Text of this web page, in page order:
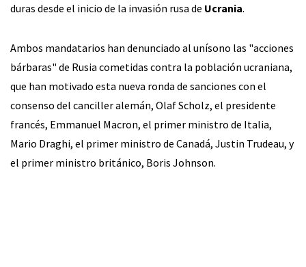
duras desde el inicio de la invasión rusa de Ucrania.
Ambos mandatarios han denunciado al unísono las "acciones
bárbaras" de Rusia cometidas contra la población ucraniana,
que han motivado esta nueva ronda de sanciones con el
consenso del canciller alemán, Olaf Scholz, el presidente
francés, Emmanuel Macron, el primer ministro de Italia,
Mario Draghi, el primer ministro de Canadá, Justin Trudeau, y
el primer ministro británico, Boris Johnson.